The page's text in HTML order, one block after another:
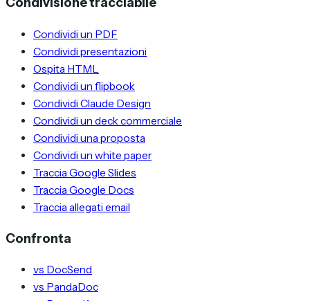
Condividi un PDF
Condividi presentazioni
Ospita HTML
Condividi un flipbook
Condividi Claude Design
Condividi un deck commerciale
Condividi una proposta
Condividi un white paper
Traccia Google Slides
Traccia Google Docs
Traccia allegati email
Confronta
vs DocSend
vs PandaDoc